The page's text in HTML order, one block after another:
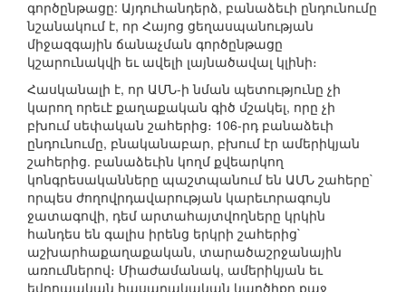
գործընթացը: Այդուհանդերձ, բանաձեւի ընդունումը
նշանակում է, որ Հայոց ցեղասպանության
միջազգային ճանաչման գործընթացը
կշարունակվի եւ ավելի լայնածավալ կլինի։
Հասկանալի է, որ ԱՄՆ-ի նման պետությունը չի
կարող որեւէ քաղաքական գիծ մշակել, որը չի
բխում սեփական շահերից։ 106-րդ բանաձեւի
ընդունումը, բնականաբար, բխում էր ամերիկյան
շահերից. բանաձեւին կողմ քվեարկող
կոնգրեսականները պաշտպանում են ԱՄՆ շահերը`
որպես ժողովրդավարության կարեւորագույն
ջատագովի, դեմ արտահայտվողները կրկին
հանդես են գալիս իրենց երկրի շահերից`
աշխարհաքաղաքական, տարածաշրջանային
առումներով։ Միաժամանակ, ամերիկյան եւ
եվրոպական հասարակական կարծիքը քաջ